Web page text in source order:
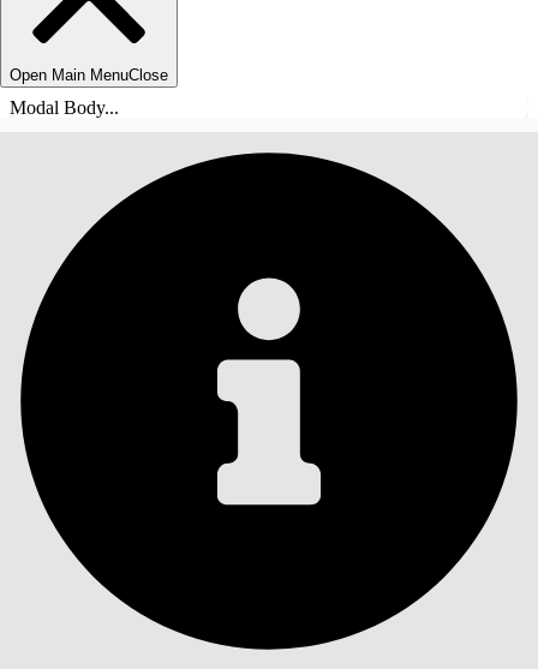
Open Main MenuClose
Modal Body...
Vis innholdsfortegnelse